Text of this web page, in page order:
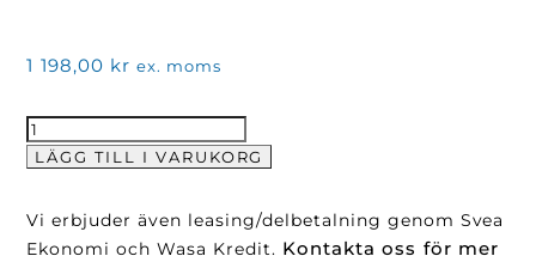
1 198,00 kr ex. moms
Velvet
Deluxe
mängd
LÄGG TILL I VARUKORG
Vi erbjuder även leasing/delbetalning genom Svea
Ekonomi och Wasa Kredit. Kontakta oss för mer